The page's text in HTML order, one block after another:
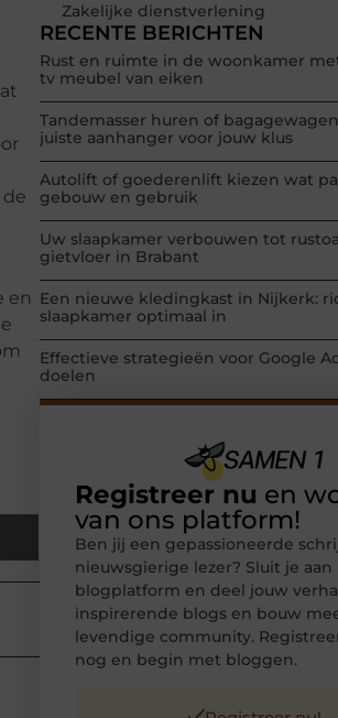
en
Zakelijke dienstverlening
RECENTE BERICHTEN
Rust en ruimte in de woonkamer
tv meubel van eiken
Tandemasser huren of
juiste aanhanger voor jouw klus
Autolift of goederenlift kiezen wat
gebouw en gebruik
Uw slaapkamer verbouwen tot
gietvloer in Brabant
Een nieuwe kledingkast in Nijkerk:
slaapkamer optimaal in
Effectieve strategieën voor Google
doelen
Registreer nu en
van ons platform!
Ben jij een gepassioneerde
nieuwsgierige lezer? Sluit je aan
blogplatform en deel jouw
inspirerende blogs en bouw
levendige community.
nog en begin met bloggen.